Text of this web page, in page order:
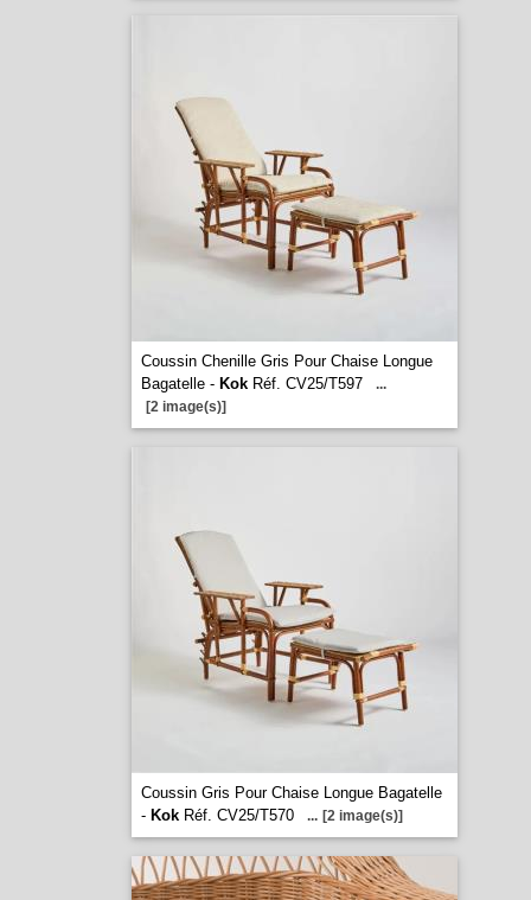
Coussin Chenille Gris Pour Chaise Longue
Bagatelle - KokRéf. CV25/T597
...
[2 image(s)]
Coussin Gris Pour Chaise Longue Bagatelle
- KokRéf. CV25/T570 ... [2 image(s)]